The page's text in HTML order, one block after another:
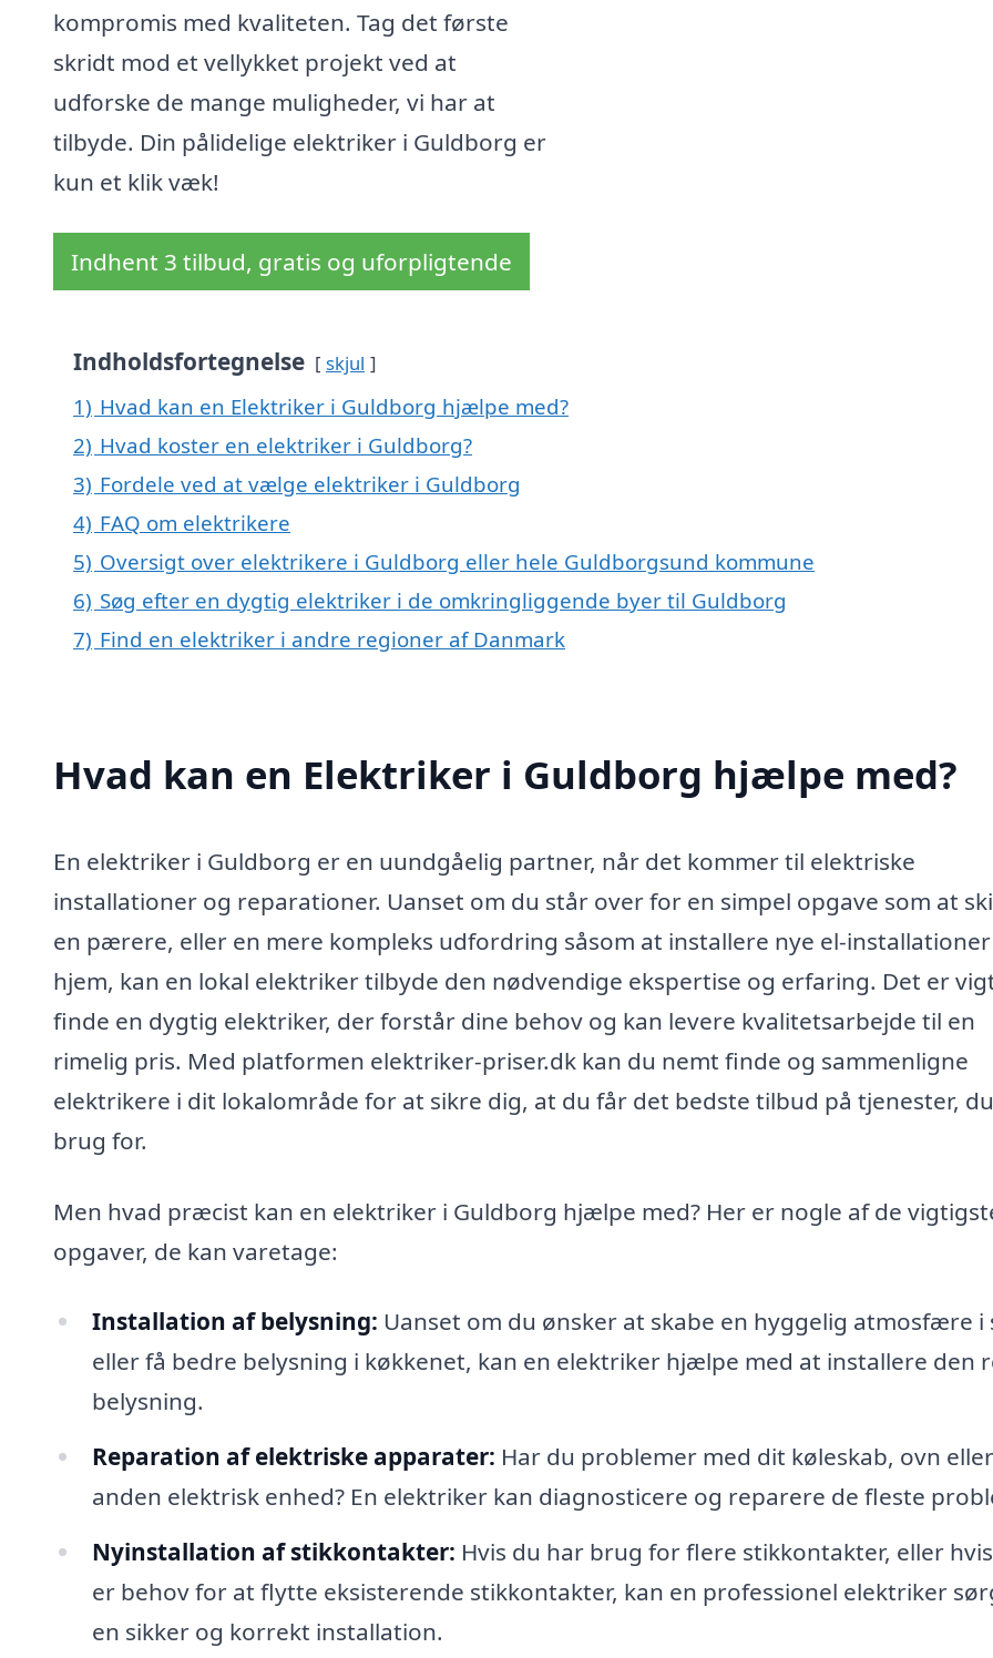
kompromis med kvaliteten. Tag det første
skridt mod et vellykket projekt ved at
udforske de mange muligheder, vi har at
tilbyde. Din pålidelige elektriker i Guldborg er
kun et klik væk!
Indhent 3 tilbud, gratis og uforpligtende
Indholdsfortegnelse skjul
1) Hvad kan en Elektriker i Guldborg hjælpe med?
2) Hvad koster en elektriker i Guldborg?
3) Fordele ved at vælge elektriker i Guldborg
4) FAQ om elektrikere
5) Oversigt over elektrikere i Guldborg eller hele Guldborgsund kommune
6) Søg efter en dygtig elektriker i de omkringliggende byer til Guldborg
7) Find en elektriker i andre regioner af Danmark
Hvad kan en Elektriker i Guldborg hjælpe med?
En elektriker i Guldborg er en uundgåelig partner, når det kommer til elektriske
installationer og reparationer. Uanset om du står over for en simpel opgave som at
en pærere, eller en mere kompleks udfordring såsom at installere nye el-
hjem, kan en lokal elektriker tilbyde den nødvendige ekspertise og erfaring. Det er
finde en dygtig elektriker, der forstår dine behov og kan levere kvalitetsarbejde til en
rimelig pris. Med platformen elektriker-priser.dk kan du nemt finde og sammenligne
elektrikere i dit lokalområde for at sikre dig, at du får det bedste tilbud på tjenester,
brug for.
Men hvad præcist kan en elektriker i Guldborg hjælpe med? Her er nogle af de
opgaver, de kan varetage:
Installation af belysning: Uanset om du ønsker at skabe en hyggelig atmosfære i
eller få bedre belysning i køkkenet, kan en elektriker hjælpe med at installere den
belysning.
Reparation af elektriske apparater: Har du problemer med dit køleskab, ovn eller
anden elektrisk enhed? En elektriker kan diagnosticere og reparere de fleste
Nyinstallation af stikkontakter: Hvis du har brug for flere stikkontakter, eller
er behov for at flytte eksisterende stikkontakter, kan en professionel elektriker
en sikker og korrekt installation.